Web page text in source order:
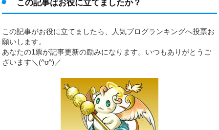
この記事はお役に立てましたか？
この記事がお役に立てましたら、人気ブログランキングへ投票お
願いします。
あなたの1票が記事更新の励みになります。いつもありがとうご
ざいます＼(^o^)／